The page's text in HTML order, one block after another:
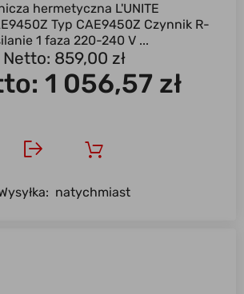
hermetyczna L'UNITE
Typ CAE9450Z Czynnik R-
1 faza 220-240 V ...
Netto: 859,00 zł
1 056,57 zł
natychmiast